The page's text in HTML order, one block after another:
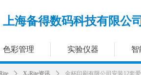
色彩管理 实验仪器 智
上海备得数码科技有限公
ꄲ X-Rite资讯 ꄲ 金杯印刷有限公司安装12套